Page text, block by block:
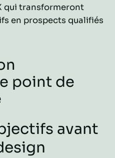
qui transformeront
en prospects qualifiés
point de
avant